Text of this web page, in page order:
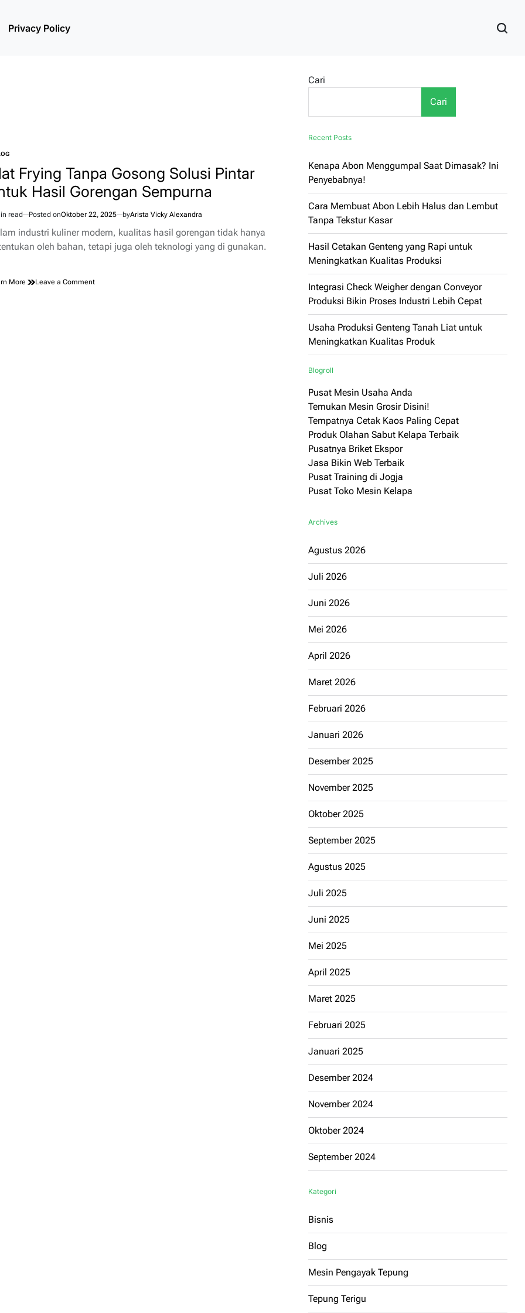
Privacy Policy
Frying Tanpa Gosong Solusi Pintar
Hasil Gorengan Sempurna
read Posted onOktober 22, 2025 byArista Vicky Alexandra
industri kuliner modern, kualitas hasil gorengan tidak hanya
oleh bahan, tetapi juga oleh teknologi yang di gunakan.
More Leave a Commenton
Cari
Cari
Recent Posts
Kenapa Abon Menggumpal Saat Dimasak? Ini
Penyebabnya!
Cara Membuat Abon Lebih Halus dan Lembut
Tanpa Tekstur Kasar
Hasil Cetakan Genteng yang Rapi untuk
Meningkatkan Kualitas Produksi
Integrasi Check Weigher dengan Conveyor
Produksi Bikin Proses Industri Lebih Cepat
Usaha Produksi Genteng Tanah Liat untuk
Meningkatkan Kualitas Produk
Blogroll
Pusat Mesin Usaha Anda
Temukan Mesin Grosir Disini!
Tempatnya Cetak Kaos Paling Cepat
Produk Olahan Sabut Kelapa Terbaik
Pusatnya Briket Ekspor
Jasa Bikin Web Terbaik
Pusat Training di Jogja
Pusat Toko Mesin Kelapa
Archives
Agustus 2026
Juli 2026
Juni 2026
Mei 2026
April 2026
Maret 2026
Februari 2026
Januari 2026
Desember 2025
November 2025
Oktober 2025
September 2025
Agustus 2025
Juli 2025
Juni 2025
Mei 2025
April 2025
Maret 2025
Februari 2025
Januari 2025
Desember 2024
November 2024
Oktober 2024
September 2024
Kategori
Bisnis
Blog
Mesin Pengayak Tepung
Tepung Terigu